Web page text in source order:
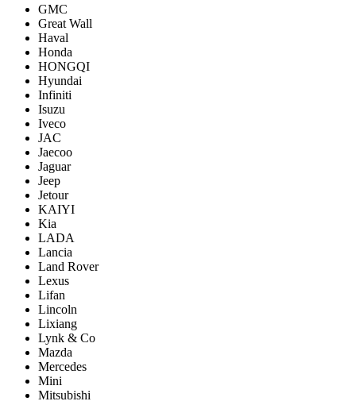
GMC
Great Wall
Haval
Honda
HONGQI
Hyundai
Infiniti
Isuzu
Iveco
JAC
Jaecoo
Jaguar
Jeep
Jetour
KAIYI
Kia
LADA
Lancia
Land Rover
Lexus
Lifan
Lincoln
Lixiang
Lynk & Co
Mazda
Mercedes
Mini
Mitsubishi